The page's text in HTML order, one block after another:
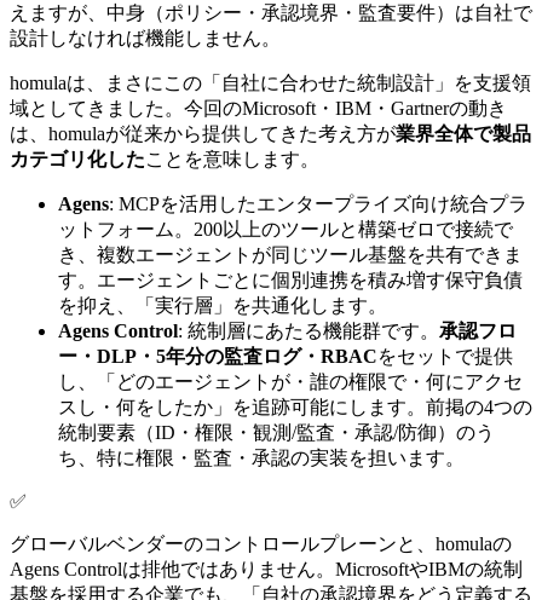
えますが、中身（ポリシー・承認境界・監査要件）は自社で
設計しなければ機能しません。
homulaは、まさにこの「自社に合わせた統制設計」を支援領
域としてきました。今回のMicrosoft・IBM・Gartnerの動き
は、homulaが従来から提供してきた考え方が業界全体で製品
カテゴリ化したことを意味します。
Agens: MCPを活用したエンタープライズ向け統合プラ
ットフォーム。200以上のツールと構築ゼロで接続で
き、複数エージェントが同じツール基盤を共有できま
す。エージェントごとに個別連携を積み増す保守負債
を抑え、「実行層」を共通化します。
Agens Control: 統制層にあたる機能群です。 承認フロ
ー・DLP・5年分の監査ログ・RBACをセットで提供
し、「どのエージェントが・誰の権限で・何にアクセ
スし・何をしたか」を追跡可能にします。前掲の4つの
統制要素（ID・権限・観測/監査・承認/防御）のう
ち、特に権限・監査・承認の実装を担います。
✅
グローバルベンダーのコントロールプレーンと、homulaの
Agens Controlは排他ではありません。MicrosoftやIBMの統制
基盤を採用する企業でも、「自社の承認境界をどう定義する